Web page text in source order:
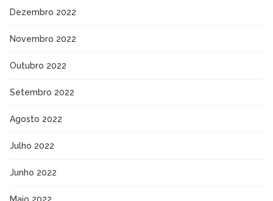
Dezembro 2022
Novembro 2022
Outubro 2022
Setembro 2022
Agosto 2022
Julho 2022
Junho 2022